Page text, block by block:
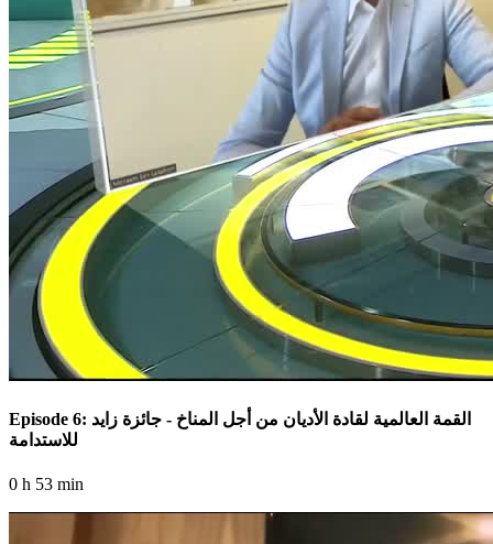
Episode 6: القمة العالمية لقادة الأديان من أجل المناخ - جائزة زايد
للاستدامة
0 h 53 min